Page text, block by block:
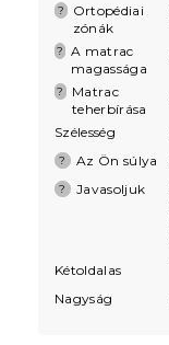
?
Ortopédiai
zónák
?
A matrac
magassága
?
Matrac
teherbírása
Szélesség
? Az Ön súlya
? Javasoljuk
Kétoldalas
Nagyság